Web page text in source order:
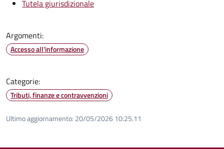
Tutela giurisdizionale
Argomenti:
Accesso all'informazione
Categorie:
Tributi, finanze e contravvenzioni
Ultimo aggiornamento: 20/05/2026 10:25.11